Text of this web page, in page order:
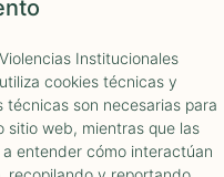
Institucionales
cookies técnicas y
son necesarias para
sitio web, mientras que las
entender cómo interactúan